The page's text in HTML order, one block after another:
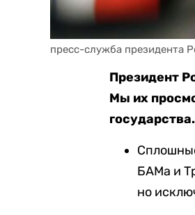
пресс-служба президента
Президент
Мы их
государства.
БАМа и
но